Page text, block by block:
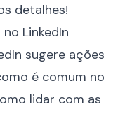
detalhes!
LinkedIn
sugere ações
é comum no
lidar com as